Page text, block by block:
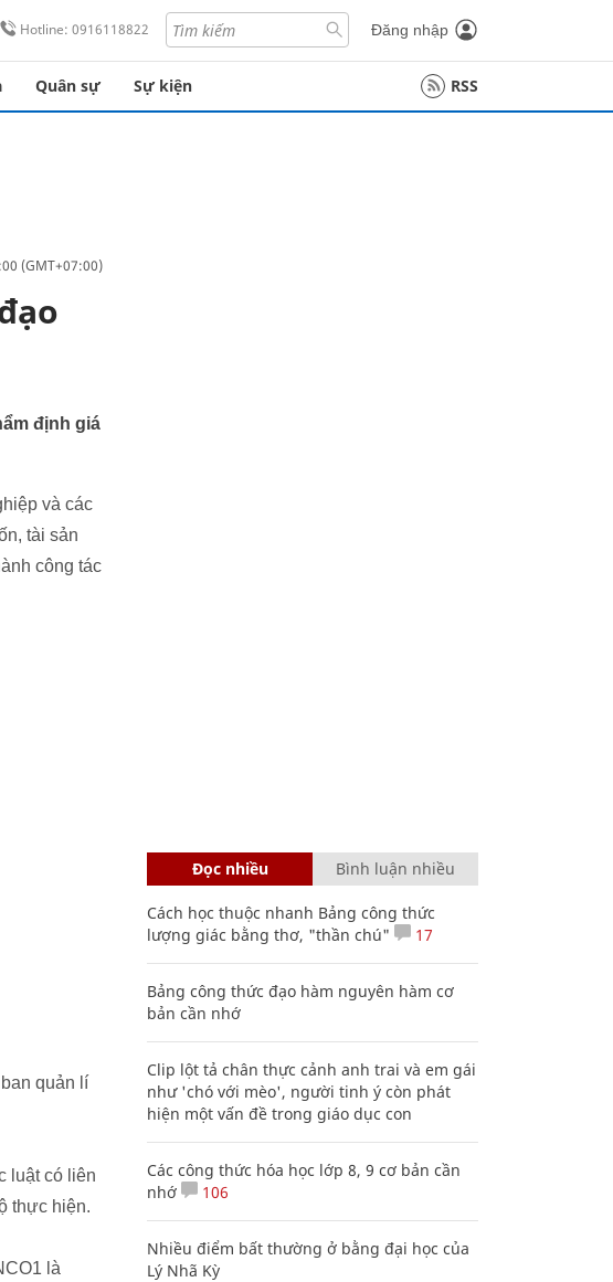
Hotline: 0916118822 Đăng nhập
Quân sự Sự kiện RSS
(GMT+07:00)
định giá
và các
tài sản
công tác
quản lí
luật có liên
thực hiện.
là
Đọc nhiều Bình luận nhiều
Cách học thuộc nhanh Bảng công thức
lượng giác bằng thơ, "thần chú"
17
Bảng công thức đạo hàm nguyên hàm cơ
bản cần nhớ
Clip lột tả chân thực cảnh anh trai và em gái
như 'chó với mèo', người tinh ý còn phát
hiện một vấn đề trong giáo dục con
Các công thức hóa học lớp 8, 9 cơ bản cần
nhớ
106
Nhiều điểm bất thường ở bằng đại học của
Lý Nhã Kỳ